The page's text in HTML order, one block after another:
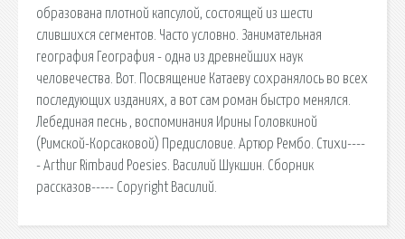
образована плотной капсулой, состоящей из шести
слившихся сегментов. Часто условно. Занимательная
география География - одна из древнейших наук
человечества. Вот. Посвящение Катаеву сохранялось во всех
последующих изданиях, а вот сам роман быстро менялся.
Лебединая песнь , воспоминания Ирины Головкиной
(Римской-Корсаковой) Предисловие. Артюр Рембо. Стихи----
- Arthur Rimbaud Poesies. Василий Шукшин. Сборник
рассказов----- Copyright Василий.